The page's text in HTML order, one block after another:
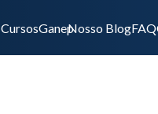
CursosGanepNosso BlogFAQ